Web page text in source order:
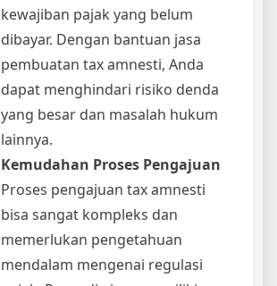
kewajiban pajak yang belum
dibayar. Dengan bantuan jasa
pembuatan tax amnesti, Anda
dapat menghindari risiko denda
yang besar dan masalah hukum
lainnya.
Kemudahan Proses Pengajuan
Proses pengajuan tax amnesti
bisa sangat kompleks dan
memerlukan pengetahuan
mendalam mengenai regulasi